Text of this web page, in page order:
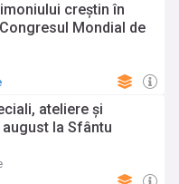
creștin în
Mondial de
ateliere și
la Sfântu